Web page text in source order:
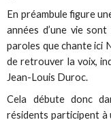
En préambule figure
années d’une vie sont
paroles que chante ici
de retrouver la voix,
Jean-Louis Duroc.
Cela débute donc
résidents participent à